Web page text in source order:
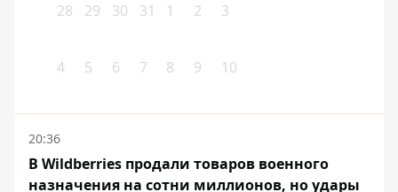
28 29 30 31 1 2 3
4 5 6 7 8 9 10
20:36
В Wildberries продали товаров военного
назначения на сотни миллионов, но удары